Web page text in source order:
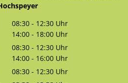
08:30 - 12:30 Uhr
Von 08:30 bis 12:30 Uhr
14:00 - 18:00 Uhr
Von 14:00 bis 18:00 Uhr
08:30 - 12:30 Uhr
Von 08:30 bis 12:30 Uhr
14:00 - 16:00 Uhr
Von 14:00 bis 16:00 Uhr
08:30 - 12:30 Uhr